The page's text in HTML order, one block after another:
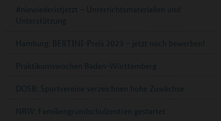
#niewiederistjetzt – Unterrichtsmaterialien und
Unterstützung
Hamburg: BERTINI-Preis 2023 – jetzt noch bewerben!
Praktikumswochen Baden-Württemberg
DOSB: Sportvereine verzeichnen hohe Zuwächse
NRW: Familiengrundschulzentren gestartet